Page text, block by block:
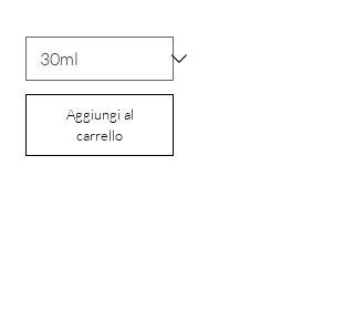
Aggiungi al
carrello